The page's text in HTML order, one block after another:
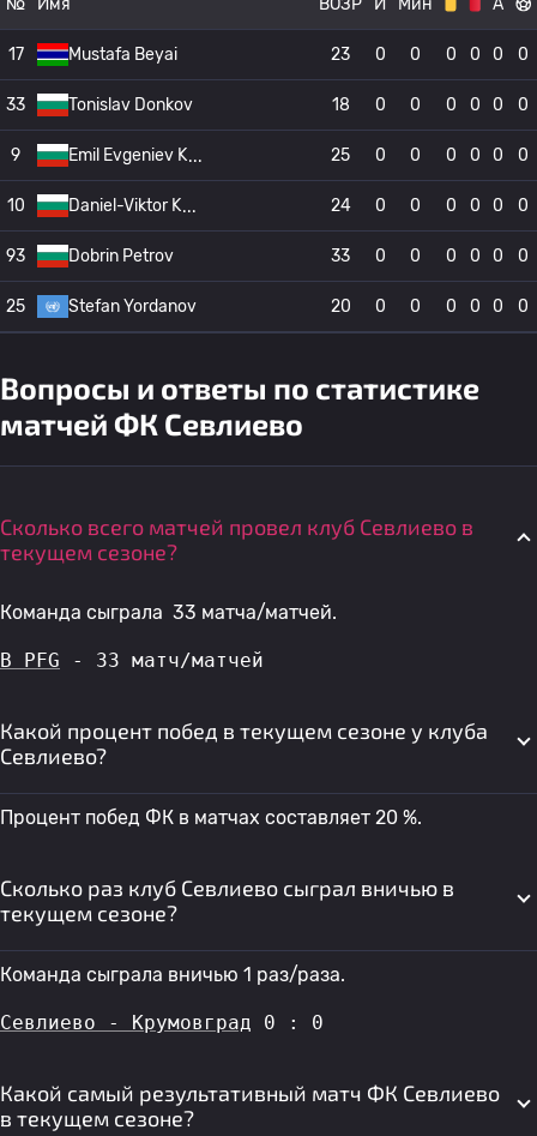
№ Имя ВОЗР И Мин А
17 Mustafa Beyai 23 0 0 0 0 0 0
33 Tonislav Donkov 18 0 0 0 0 0 0
9 Emil Evgeniev K 25 0 0 0 0 0 0
10 Daniel-Viktor K 24 0 0 0 0 0 0
93 Dobrin Petrov 33 0 0 0 0 0 0
25 Stefan Yordanov 20 0 0 0 0 0 0
Вопросы и ответы по статистике
матчей ФК Севлиево
Сколько всего матчей провел клуб Севлиево в
текущем сезоне?
Команда сыграла 33 матча/матчей.
B PFG - 33 матч/матчей
Какой процент побед в текущем сезоне у клуба
Севлиево?
Процент побед ФК в матчах составляет 20 %.
Сколько раз клуб Севлиево сыграл вничью в
текущем сезоне?
Команда сыграла вничью 1 раз/раза.
Севлиево - Крумовград 0 : 0
Какой самый результативный матч ФК Севлиево
в текущем сезоне?